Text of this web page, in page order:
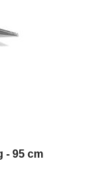
- 95 cm